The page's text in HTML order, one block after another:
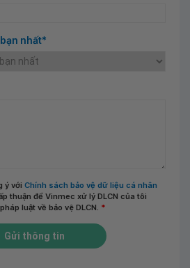
nhất*
ý với Chính sách bảo vệ dữ liệu cá nhân
thuận để Vinmec xử lý DLCN của tôi
luật về bảo vệ DLCN. *
Gửi thông tin